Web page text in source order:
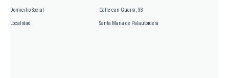
Domicilio Social Calle can Guarro , 33
Localidad Santa Maria de Palautordera